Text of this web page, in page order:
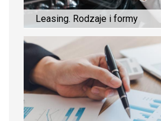
Leasing. Rodzaje i formy